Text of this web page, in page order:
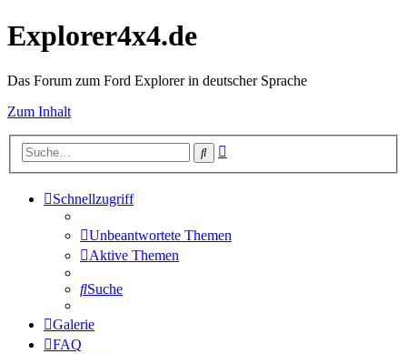
Explorer4x4.de
Das Forum zum Ford Explorer in deutscher Sprache
Zum Inhalt
Suche
Schnellzugriff
Unbeantwortete Themen
Aktive Themen
Suche
Galerie
FAQ